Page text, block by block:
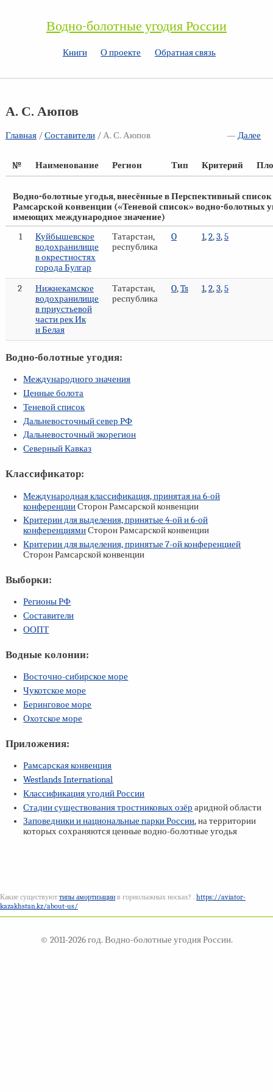
Водно-болотные угодия России
Книги О проекте Обратная связь
А. С. Аюпов
Главная/ —Далее
Составители/ А. С. Аюпов
№ Наименование Регион Тип Критерий
Водно-болотные угодья, внесённые в Перспективный список
Рамсарской конвенции («Теневой список» водно-болотных
имеющих международное значение)
1
Куйбышевское
водохранилище
в окрестностях
города Булгар
Татарстан,
республика
O 1,2,3,5
2
Нижнекамское
водохранилище
в приустьевой
части рек Ик
и Белая
Татарстан,
республика
O,Ts 1,2,3,5
Водно-болотные угодия:
Международного значения
Ценные болота
Теневой список
Дальневосточный север РФ
Дальневосточный экорегион
Северный Кавказ
Классификатор:
Международная классификация, принятая на6-ой
конференцииСторон Рамсарской конвенции
Критерии для выделения, принятые4-ойи6-ой
конференциямиСторон Рамсарской конвенции
Критерии для выделения, принятые7-ойконференцией
Сторон Рамсарской конвенции
Выборки:
Регионы РФ
Составители
ООПТ
Водные колонии:
Восточно-сибирское море
Чукотское море
Беринговое море
Охотское море
Приложения:
Рамсарская конвенция
Westlands International
Классификация угодий России
Стадии существования тростниковых озёр аридной области
Заповедники и национальные парки России, на территории
которых сохраняются ценные водно-болотные угодья
Какие существуют типы амортизации в горнолыжных носках? . https://aviator-
kazakhstan.kz/about-us/
© 2011-2026 год. Водно-болотные угодия России.